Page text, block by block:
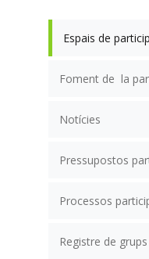
Espais de
Foment de  la
Notícies
Pressupostos
Processos
Registre de